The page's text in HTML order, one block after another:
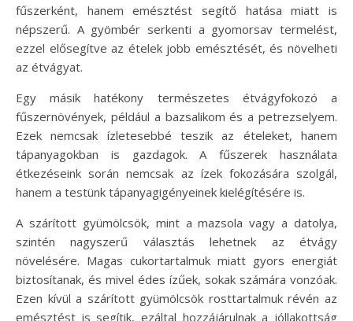
fűszerként, hanem emésztést segítő hatása miatt is
népszerű. A gyömbér serkenti a gyomorsav termelést,
ezzel elősegítve az ételek jobb emésztését, és növelheti
az étvágyat.
Egy másik hatékony természetes étvágyfokozó a
fűszernövények, például a bazsalikom és a petrezselyem.
Ezek nemcsak ízletesebbé teszik az ételeket, hanem
tápanyagokban is gazdagok. A fűszerek használata
étkezéseink során nemcsak az ízek fokozására szolgál,
hanem a testünk tápanyagigényeinek kielégítésére is.
A szárított gyümölcsök, mint a mazsola vagy a datolya,
szintén nagyszerű választás lehetnek az étvágy
növelésére. Magas cukortartalmuk miatt gyors energiát
biztosítanak, és mivel édes ízűek, sokak számára vonzóak.
Ezen kívül a szárított gyümölcsök rosttartalmuk révén az
emésztést is segítik, ezáltal hozzájárulnak a jóllakottság